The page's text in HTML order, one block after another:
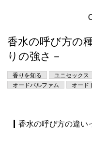
香水の呼び方の
りの強さ－
香りを知る ユニセックス
オードパルファム
オード
香水の呼び方の違い